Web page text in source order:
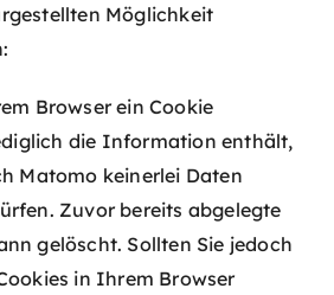
Möglichkeit
Browser ein Cookie
die Information enthält,
Matomo keinerlei Daten
Zuvor bereits abgelegte
gelöscht. Sollten Sie jedoch
in Ihrem Browser